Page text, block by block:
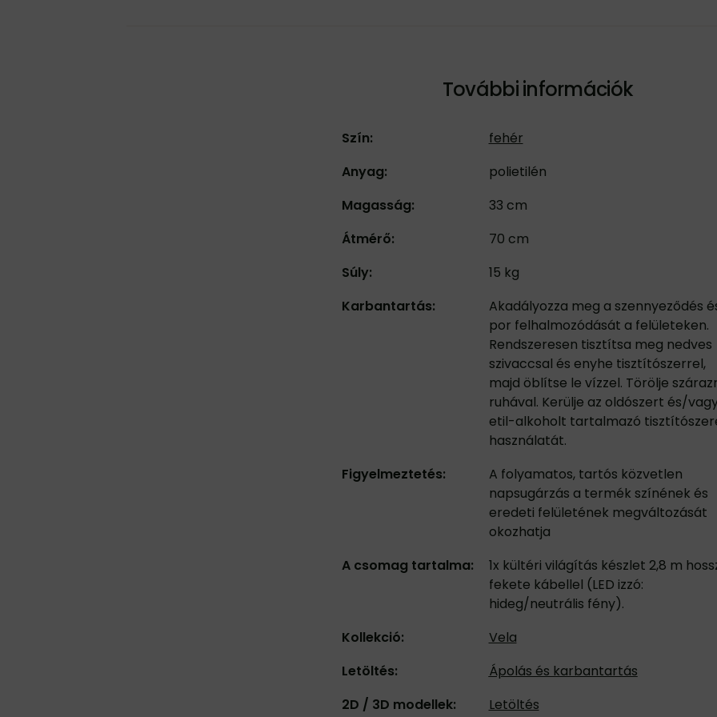
További információk
Szín:
fehér
Anyag:
polietilén
Magasság:
33 cm
Átmérő:
70 cm
Súly:
15 kg
Karbantartás:
Akadályozza meg a szennyeződés
por felhalmozódását a felületeken.
Rendszeresen tisztítsa meg nedves
szivaccsal és enyhe tisztítószerrel,
majd öblítse le vízzel. Törölje
ruhával. Kerülje az oldószert és/
etil-alkoholt tartalmazó
használatát.
Figyelmeztetés:
A folyamatos, tartós közvetlen
napsugárzás a termék színének és
eredeti felületének megváltozását
okozhatja
A csomag tartalma:
1x kültéri világítás készlet 2,8 m
fekete kábellel (LED izzó:
hideg/neutrális fény).
Kollekció:
Vela
Letöltés:
Ápolás és karbantartás
2D / 3D modellek:
Letöltés